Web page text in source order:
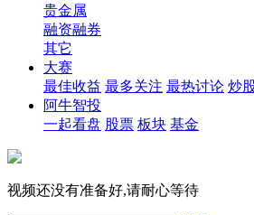
贵金属
融资融券
其它
大赛
最佳收益 最多关注 最热讨论 炒
阿牛智投
一起看盘 股票 板块 基金
视频还没有准备好,请耐心等待